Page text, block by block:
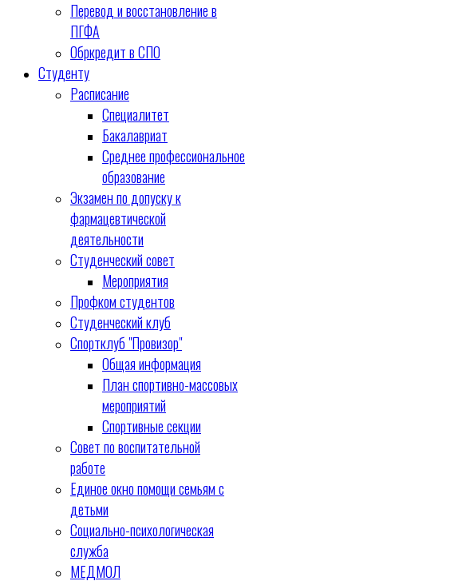
Перевод и восстановление в
ПГФА
Обркредит в СПО
Студенту
Расписание
Специалитет
Бакалавриат
Среднее профессиональное
образование
Экзамен по допуску к
фармацевтической
деятельности
Студенческий совет
Мероприятия
Профком студентов
Студенческий клуб
Спортклуб "Провизор"
Общая информация
План спортивно-массовых
мероприятий
Спортивные секции
Совет по воспитательной
работе
Единое окно помощи семьям с
детьми
Социально-психологическая
служба
МЕДМОЛ